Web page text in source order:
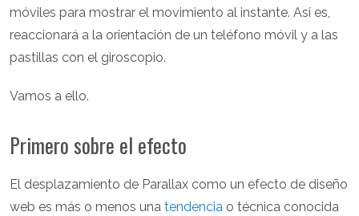
móviles para mostrar el movimiento al instante. Así es,
reaccionará a la orientación de un teléfono móvil y a las
pastillas con el giroscopio.
Vamos a ello.
Primero sobre el efecto
El desplazamiento de Parallax como un efecto de diseño
web es más o menos una tendencia o técnica conocida